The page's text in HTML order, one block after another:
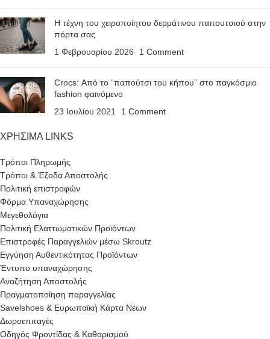
Η τέχνη του χειροποίητου δερμάτινου παπουτσιού στην
πόρτα σας
1 Φεβρουαρίου 2026
1 Comment
Crocs: Από το “παπούτσι του κήπου” στο παγκόσμιο
fashion φαινόμενο
23 Ιουλίου 2021
1 Comment
ΧΡΗΣΙΜΑ LINKS
Τρόποι Πληρωμής
Τρόποι & Έξοδα Αποστολής
Πολιτική επιστροφών
Φόρμα Υπαναχώρησης
Μεγεθολόγια
Πολιτική Ελαττωματικών Προϊόντων
Επιστροφές Παραγγελιών μέσω Skroutz
Εγγύηση Αυθεντικότητας Προϊόντων
Έντυπο υπαναχώρησης
Αναζήτηση Αποστολής
Πραγματοποίηση παραγγελίας
Savelshoes & Ευρωπαϊκή Κάρτα Νέων
Δωροεπιταγές
Οδηγός Φροντίδας & Καθαρισμού